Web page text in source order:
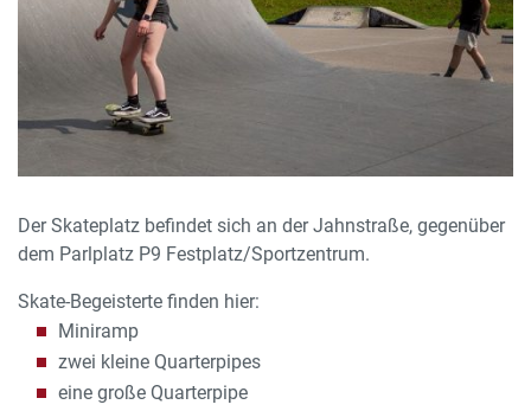
Der Skateplatz befindet sich an der Jahnstraße, gegenüber
dem Parlplatz P9 Festplatz/Sportzentrum.
Skate-Begeisterte finden hier:
Miniramp
zwei kleine Quarterpipes
eine große Quarterpipe